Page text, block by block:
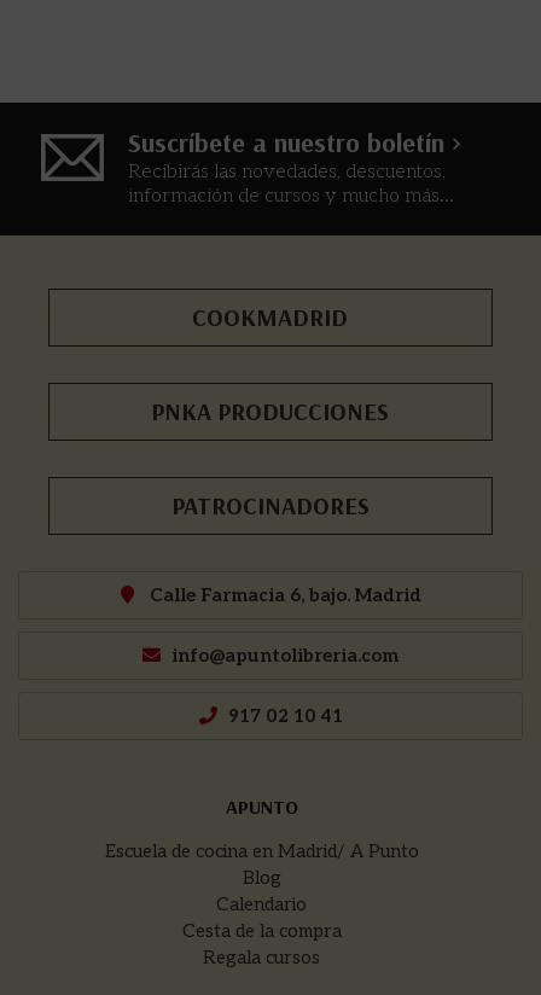
Suscríbete a nuestro boletín >
Recibirás las novedades, descuentos,
información de cursos y mucho más...
COOKMADRID
PNKA PRODUCCIONES
PATROCINADORES
Calle Farmacia 6, bajo. Madrid
info@apuntolibreria.com
917 02 10 41
APUNTO
Escuela de cocina en Madrid/ A Punto
Blog
Calendario
Cesta de la compra
Regala cursos